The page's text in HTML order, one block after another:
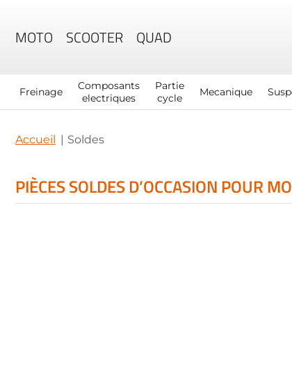
MOTO SCOOTER QUAD
Freinage
Composants
electriques
Partie
cycle
Mecanique
Accueil Soldes
PIÈCES SOLDES D’OCCASION POUR